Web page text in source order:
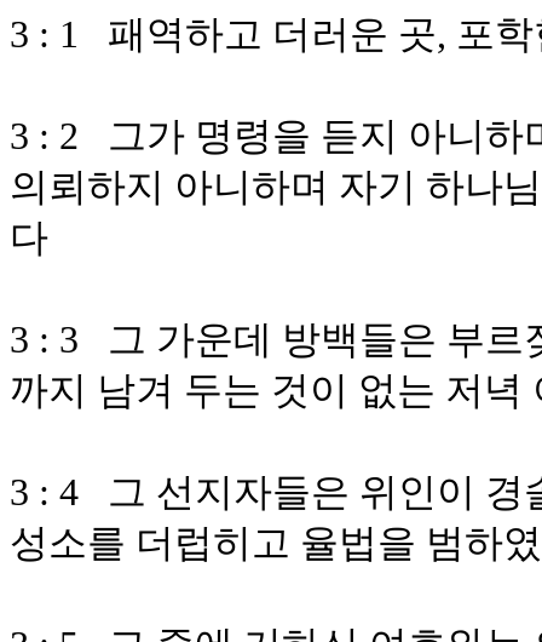
3 : 1 패역하고 더러운 곳, 포
3 : 2 그가 명령을 듣지 아니하
의뢰하지 아니하며 자기 하나
다
3 : 3 그 가운데 방백들은 부르
까지 남겨 두는 것이 없는 저녁
3 : 4 그 선지자들은 위인이 경
성소를 더럽히고 율법을 범하